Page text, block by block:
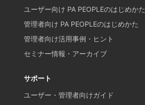
ユーザー向け PA PEOPLEのはじめかた
管理者向け PA PEOPLEのはじめかた
管理者向け活用事例・ヒント
セミナー情報・アーカイブ
サポート
ユーザー・管理者向けガイド